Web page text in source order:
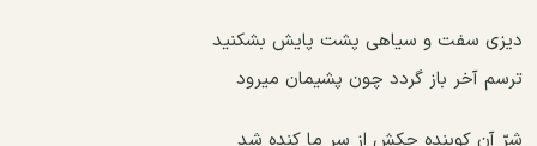
ﺩﯾﺰﯼ ﺳﻔﺖ ﻭ ﺳﯿﺎﻫﯽ ﭘﺸﺖ ﭘﺎﯾﺶ ﺑﺸﮑﻨﯿﺪ
ﺗﺮﺳﻢ ﺁﺧﺮ ﺑﺎﺯ ﮔﺮﺩﺩ ﭼﻮﻥ ﭘﺸﯿﻤﺎﻥ ﻣﯿﺮﻭﺩ